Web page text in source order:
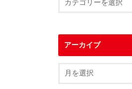
アーカイブ